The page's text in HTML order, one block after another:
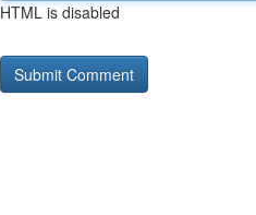
HTML is disabled